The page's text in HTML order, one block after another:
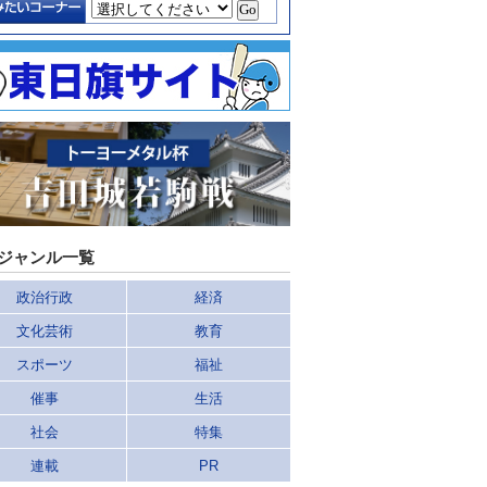
ャンル一覧
政治行政 経済
文化芸術 教育
スポーツ 福祉
催事 生活
社会 特集
連載 PR